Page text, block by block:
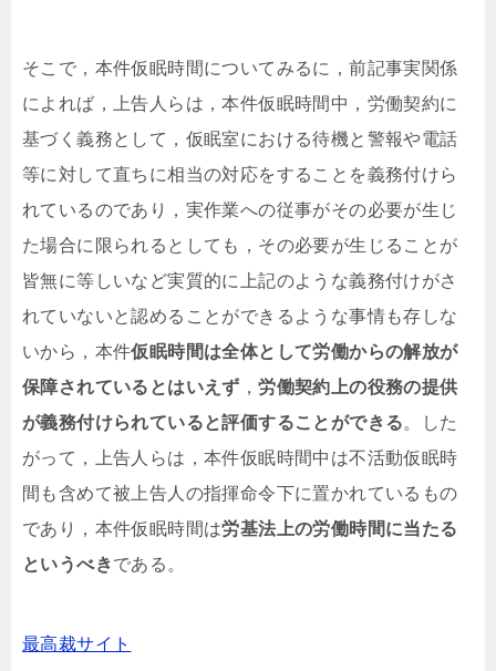
そこで，本件仮眠時間についてみるに，前記事実関係
によれば，上告人らは，本件仮眠時間中，労働契約に
基づく義務として，仮眠室における待機と警報や電話
等に対して直ちに相当の対応をすることを義務付けら
れているのであり，実作業への従事がその必要が生じ
た場合に限られるとしても，その必要が生じることが
皆無に等しいなど実質的に上記のような義務付けがさ
れていないと認めることができるような事情も存しな
いから，本件仮眠時間は全体として労働からの解放が
保障されているとはいえず ，労働契約上の役務の提供
が義務付けられていると評価することができる。した
がって，上告人らは，本件仮眠時間中は不活動仮眠時
間も含めて被上告人の指揮命令下に置かれているもの
であり，本件仮眠時間は労基法上の労働時間に当たる
というべきである。
最高裁サイト